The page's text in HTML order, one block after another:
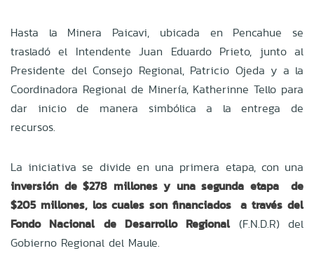
Hasta la Minera Paicavi, ubicada en Pencahue se
trasladó el Intendente Juan Eduardo Prieto, junto al
Presidente del Consejo Regional, Patricio Ojeda y a la
Coordinadora Regional de Minería, Katherinne Tello para
dar inicio de manera simbólica a la entrega de
recursos.
La iniciativa se divide en una primera etapa, con una
inversión de $278 millones y una segunda etapa de
$205 millones, los cuales son financiados a través del
Fondo Nacional de Desarrollo Regional (F.N.D.R) del
Gobierno Regional del Maule.